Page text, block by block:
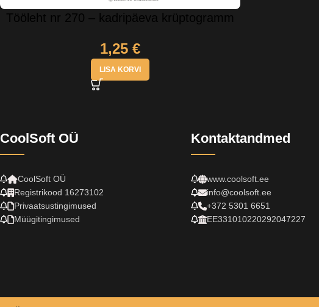
Tööleht nr 270 – kadripäeva krüptogramm
1,25 €
LISA KORVI
CoolSoft OÜ
CoolSoft OÜ
Registrikood 16273102
Privaatsustingimused
Müügitingimused
Kontaktandmed
www.coolsoft.ee
info@coolsoft.ee
+372 5301 6651
EE331010220292047227